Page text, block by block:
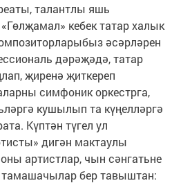
талантлы яшь
кебек татар халык
әсәрләрен
дәрәҗәдә, татар
җиренә җиткереп
симфоник оркестрга,
кушылып та күңелләргә
Күптән түгел ул
дигән мактаулы
артистлар, чын сәнгатьне
бер тавыштан: